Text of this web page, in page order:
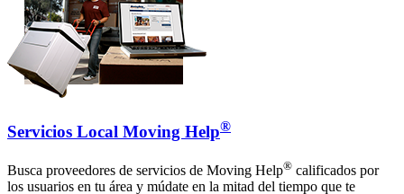
Servicios Local Moving Help®
Busca proveedores de servicios de Moving Help® calificados por
los usuarios en tu área y múdate en la mitad del tiempo que te